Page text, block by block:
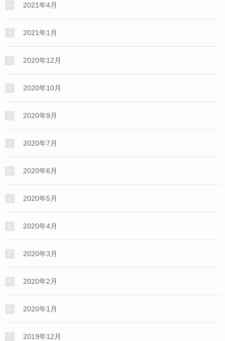
2021年4月
2021年1月
2020年12月
2020年10月
2020年9月
2020年7月
2020年6月
2020年5月
2020年4月
2020年3月
2020年2月
2020年1月
2019年12月